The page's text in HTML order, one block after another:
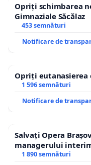
Opriți schimbarea
Gimnaziale Săcălaz
453 semnături
Notificare de
Opriți eutanasierea
1 596 semnături
Notificare de
Salvați Opera
managerului
1 890 semnături